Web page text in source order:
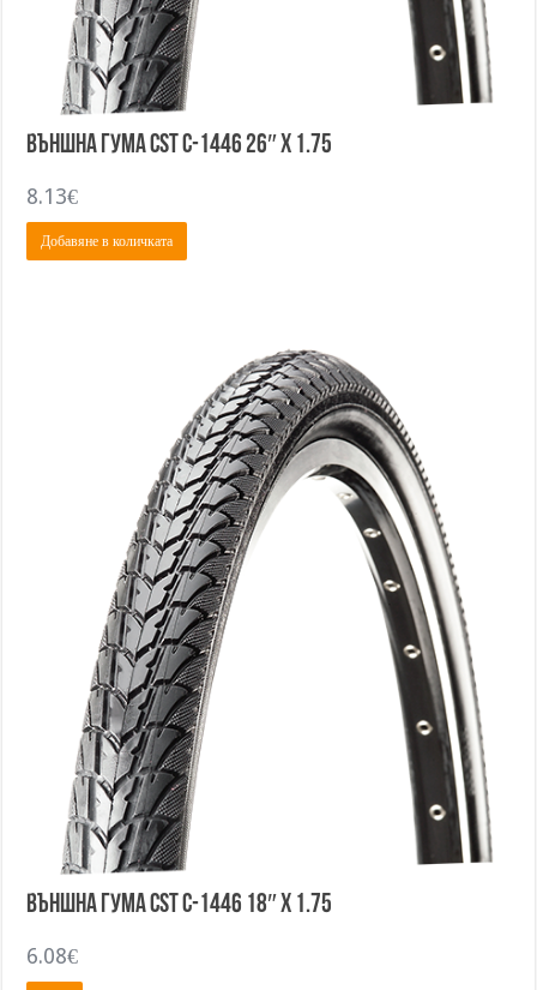
Външна гума CST C-1446 26″ x 1.75
8.13€
Добавяне в количката
Външна гума CST C-1446 18″ x 1.75
6.08€